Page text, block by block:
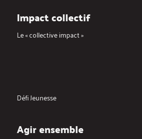
Impact collectif
Le « collective impact »
Défi Jeunesse
Agir ensemble